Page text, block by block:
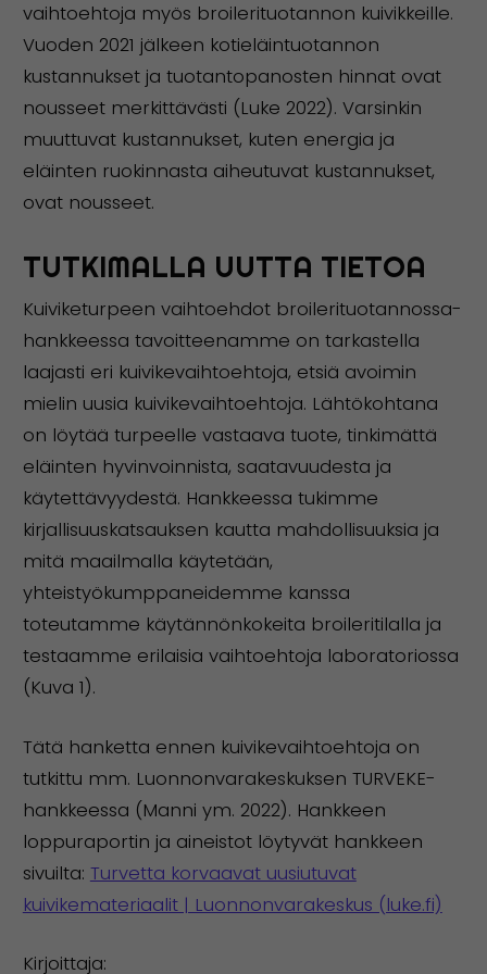
vaihtoehtoja myös broilerituotannon kuivikkeille.
Vuoden 2021 jälkeen kotieläintuotannon
kustannukset ja tuotantopanosten hinnat ovat
nousseet merkittävästi (Luke 2022). Varsinkin
muuttuvat kustannukset, kuten energia ja
eläinten ruokinnasta aiheutuvat kustannukset,
ovat nousseet.
TUTKIMALLA UUTTA TIETOA
Kuiviketurpeen vaihtoehdot broilerituotannossa-
hankkeessa tavoitteenamme on tarkastella
laajasti eri kuivikevaihtoehtoja, etsiä avoimin
mielin uusia kuivikevaihtoehtoja. Lähtökohtana
on löytää turpeelle vastaava tuote, tinkimättä
eläinten hyvinvoinnista, saatavuudesta ja
käytettävyydestä. Hankkeessa tukimme
kirjallisuuskatsauksen kautta mahdollisuuksia ja
mitä maailmalla käytetään,
yhteistyökumppaneidemme kanssa
toteutamme käytännönkokeita broileritilalla ja
testaamme erilaisia vaihtoehtoja laboratoriossa
(Kuva 1).
Tätä hanketta ennen kuivikevaihtoehtoja on
tutkittu mm. Luonnonvarakeskuksen TURVEKE-
hankkeessa (Manni ym. 2022). Hankkeen
loppuraportin ja aineistot löytyvät hankkeen
sivuilta: Turvetta korvaavat uusiutuvat
kuivikemateriaalit | Luonnonvarakeskus (luke.fi)
Kirjoittaja: